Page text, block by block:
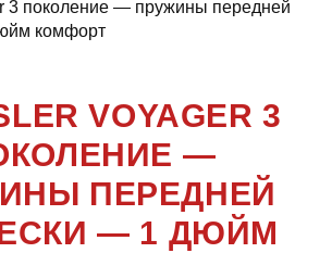
3 поколение — пружины передней
комфорт
VOYAGER 3
—
ПЕРЕДНЕЙ
— 1 ДЮЙМ